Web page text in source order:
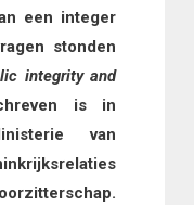
een integer
stonden
integrity and
is in
van